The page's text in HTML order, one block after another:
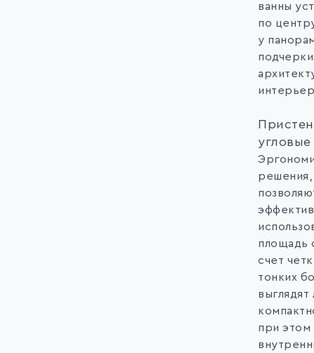
ванны
по
у
площадь
счет
тонких
выглядят
при этом